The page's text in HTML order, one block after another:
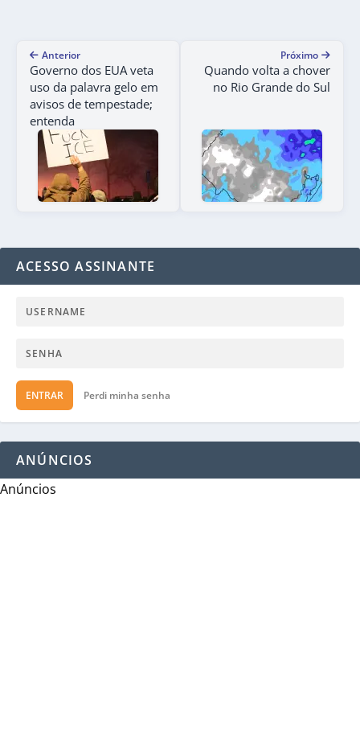
Anterior
Governo dos EUA veta
uso da palavra gelo em
avisos de tempestade;
entenda
Próximo
Quando volta a chover
no Rio Grande do Sul
ACESSO ASSINANTE
ENTRAR Perdi minha senha
ANÚNCIOS
Anúncios